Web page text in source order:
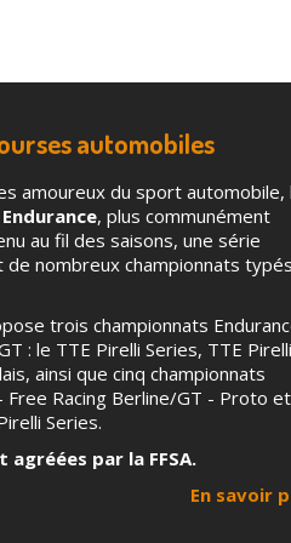
automobiles
amoureux du sport automobile,
, plus communément
au fil des saisons, une série
nombreux championnats typés
trois championnats
: le TTE Pirelli Series, TTE Pirelli
ainsi que cinq championnats
Free Racing Berline/GT - Proto et
Series.
agréées par la FFSA.
En savoir